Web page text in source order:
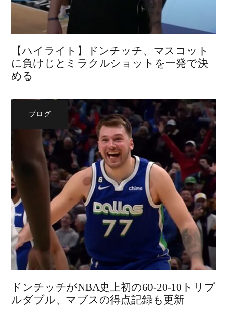
【ハイライト】ドンチッチ、マスコット
に負けじとミラクルショットを一発で決
める
ブログ
ドンチッチがNBA史上初の60-20-10トリプ
ルダブル、マブスの得点記録も更新